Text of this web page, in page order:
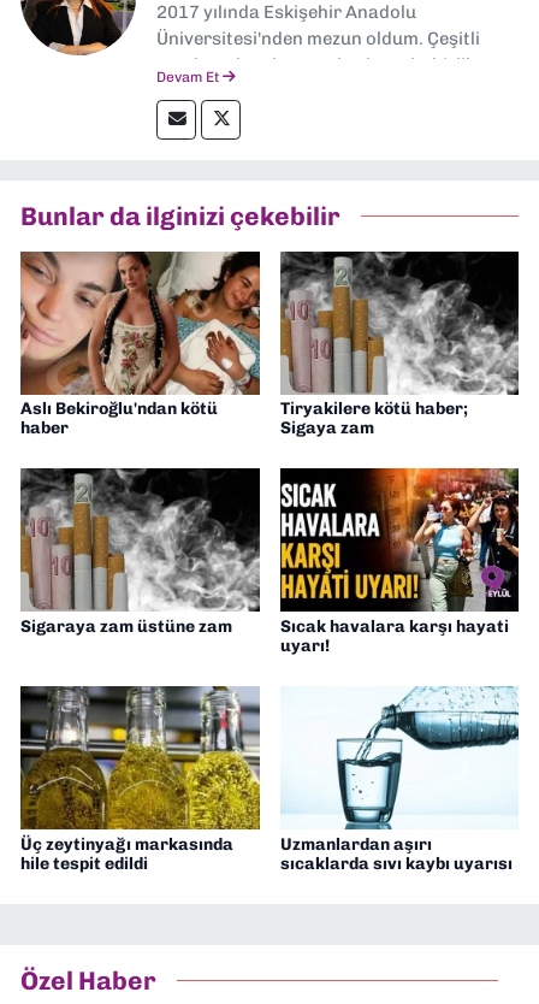
2017 yılında Eskişehir Anadolu
Üniversitesi'nden mezun oldum. Çeşitli
yerel ve ulusal gazetelerde muhabirlik
hakları alanlarında haberler üretmeye
odaklanıyorum.
Devam Et
Bunlar da ilginizi çekebilir
Aslı Bekiroğlu'ndan kötü
haber
Tiryakilere kötü haber;
Sigaya zam
Sigaraya zam üstüne zam
Sıcak havalara karşı hayati
uyarı!
Üç zeytinyağı markasında
hile tespit edildi
Uzmanlardan aşırı
sıcaklarda sıvı kaybı uyarısı
Özel Haber